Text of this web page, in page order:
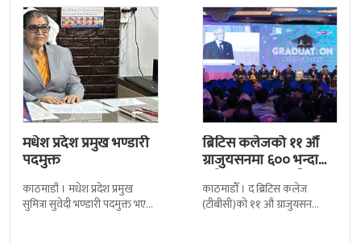
मधेश प्रदेश प्रमुख भण्डारी
पदमुक्त
काठमाडौं । मधेश प्रदेश प्रमुख
सुमित्रा सुवेदी भण्डारी पदमुक्त भएकी
ब्रिटिस कलेजको ११ औँ
ग्राजुयसनमा ६०० भन्दा
बढी ग्राजुयट सम्मानित
काठमाडौँ । द ब्रिटिस कलेज
(टीबीसी)को ११ औं ग्राजुयसन